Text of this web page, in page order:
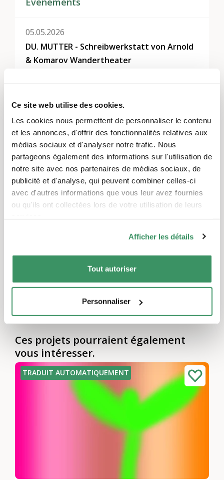
Ce site web utilise des cookies.
Les cookies nous permettent de personnaliser le contenu
et les annonces, d'offrir des fonctionnalités relatives aux
médias sociaux et d'analyser notre trafic. Nous
partageons également des informations sur l'utilisation de
notre site avec nos partenaires de médias sociaux, de
publicité et d'analyse, qui peuvent combiner celles-ci
avec d'autres informations que vous leur avez fournies
ou qu'ils ont collectées lors de votre utilisation de leurs
Afficher les détails
Tout autoriser
Personnaliser
05.05.2026
DU. MUTTER - Schreibwerkstatt von Arnold
& Komarov Wandertheater
Montrer tout
Thèmes
Générativité et histoire,Participation, intégration et
, Culture et arts
Régions
Zurich
Trixa Arnold
Tatjana Thomann
Ces projets pourraient également
vous intéresser.
TRADUIT AUTOMATIQUEMENT